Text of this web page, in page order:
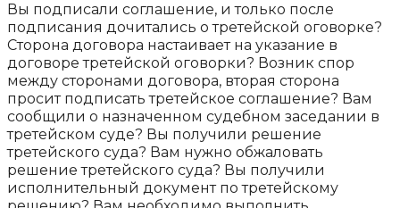
Вы подписали соглашение, и только после
подписания дочитались о третейской оговорке?
Сторона договора настаивает на указание в
договоре третейской оговорки? Возник спор
между сторонами договора, вторая сторона
просит подписать третейское соглашение? Вам
сообщили о назначенном судебном заседании в
третейском суде? Вы получили решение
третейского суда? Вам нужно обжаловать
решение третейского суда? Вы получили
исполнительный документ по третейскому